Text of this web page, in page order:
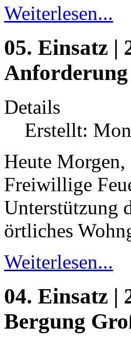
Weiterlesen...
05. Einsatz |
Details
Erstellt:
Heute
Freiwillige
Unterstützung
örtliches
Weiterlesen...
04. Einsatz |
Bergung